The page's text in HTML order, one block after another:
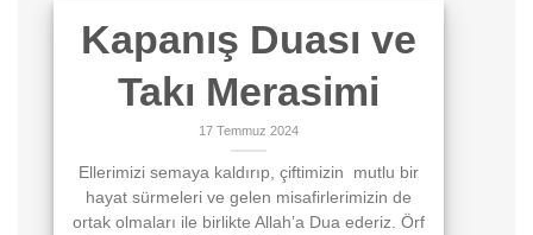
Kapanış Duası ve
Takı Merasimi
17 Temmuz 2024
Ellerimizi semaya kaldırıp, çiftimizin mutlu bir
hayat sürmeleri ve gelen misafirlerimizin de
ortak olmaları ile birlikte Allah’a Dua ederiz. Örf